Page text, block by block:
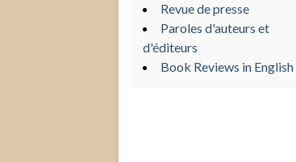
Revue de presse
Paroles d'auteurs et
d'éditeurs
Book Reviews in English